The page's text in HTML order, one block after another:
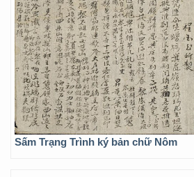
Sấm Trạng Trình ký bản chữ Nôm